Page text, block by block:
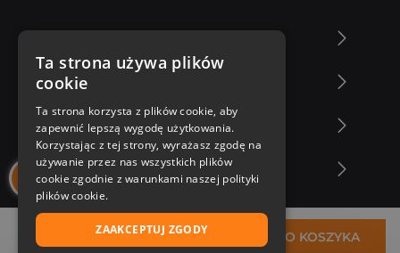
44,38 zł DO KOSZYKA
Zakupy u nas
Nasza oferta
Nasi autorzy
Ta strona używa plików
cookie
Ta strona korzysta z plików cookie, aby
zapewnić lepszą wygodę użytkowania.
Korzystając z tej strony, wyrażasz zgodę na
używanie przez nas wszystkich plików
cookie zgodnie z warunkami naszej polityki
plików cookie.
ZAAKCEPTUJ ZGODY